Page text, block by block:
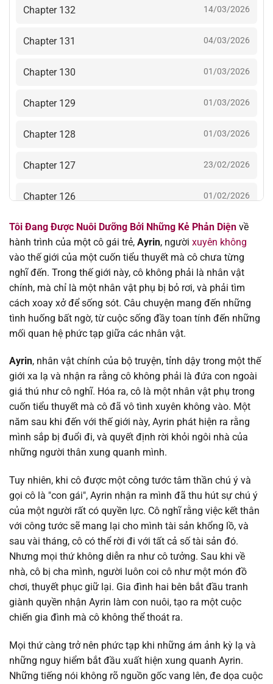
Chapter 132 14/03/2026
Chapter 131 04/03/2026
Chapter 130 01/03/2026
Chapter 129 01/03/2026
Chapter 128 01/03/2026
Chapter 127 23/02/2026
Chapter 126 01/02/2026
Chapter 125 28/01/2026
Chapter 124 24/01/2026
Chapter 123 16/01/2026
Chapter 122 06/01/2026
Chapter 120 25/12/2025
Chapter 119 18/12/2025
Chapter 118
Chapter 117 29/11/2025
Chapter 116 26/11/2025
Chapter 115 20/11/2025
Chapter 114 15/11/2025
Chapter 113 07/11/2025
Chapter 111 16/10/2025
Tôi Đang Được Nuôi Dưỡng Bởi Những Kẻ Phản Diện về
hành trình của một cô gái trẻ, Ayrin, người xuyên không
vào thế giới của một cuốn tiểu thuyết mà cô chưa từng
nghĩ đến. Trong thế giới này, cô không phải là nhân vật
chính, mà chỉ là một nhân vật phụ bị bỏ rơi, và phải tìm
cách xoay xở để sống sót. Câu chuyện mang đến những
tình huống bất ngờ, từ cuộc sống đầy toan tính đến những
mối quan hệ phức tạp giữa các nhân vật.
Ayrin, nhân vật chính của bộ truyện, tỉnh dậy trong một thế
giới xa lạ và nhận ra rằng cô không phải là đứa con ngoài
giá thú như cô nghĩ. Hóa ra, cô là một nhân vật phụ trong
cuốn tiểu thuyết mà cô đã vô tình xuyên không vào. Một
năm sau khi đến với thế giới này, Ayrin phát hiện ra rằng
mình sắp bị đuổi đi, và quyết định rời khỏi ngôi nhà của
những người thân xung quanh mình.
Tuy nhiên, khi cô được một công tước tâm thần chú ý và
gọi cô là "con gái", Ayrin nhận ra mình đã thu hút sự chú ý
của một người rất có quyền lực. Cô nghĩ rằng việc kết thân
với công tước sẽ mang lại cho mình tài sản khổng lồ, và
sau vài tháng, cô có thể rời đi với tất cả số tài sản đó.
Nhưng mọi thứ không diễn ra như cô tưởng. Sau khi về
nhà, cô bị cha mình, người luôn coi cô như một món đồ
chơi, thuyết phục giữ lại. Gia đình hai bên bắt đầu tranh
giành quyền nhận Ayrin làm con nuôi, tạo ra một cuộc
chiến gia đình mà cô không thể thoát ra.
Mọi thứ càng trở nên phức tạp khi những ám ảnh kỳ lạ và
những nguy hiểm bắt đầu xuất hiện xung quanh Ayrin.
Những tiếng nói không rõ nguồn gốc vang lên, đe dọa cuộc